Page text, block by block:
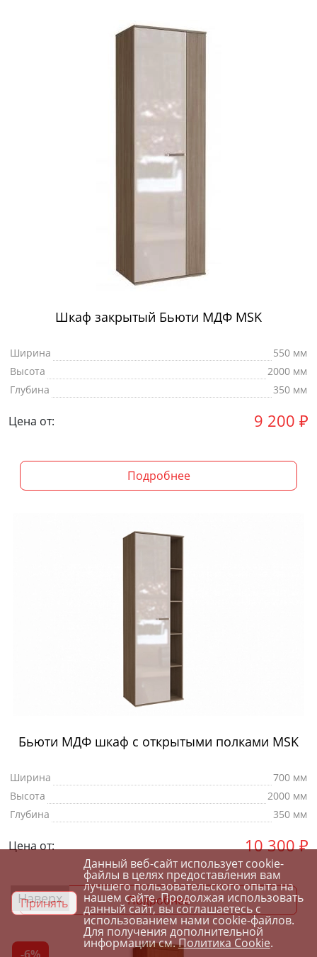
Шкаф закрытый Бьюти МДФ MSK
Ширина
550 мм
Высота
2000 мм
Глубина
350 мм
Цена от: 9 200 ₽
Подробнее
Бьюти МДФ шкаф с открытыми полками MSK
Ширина
700 мм
Высота
2000 мм
Глубина
350 мм
Цена от: 10 300 ₽
Подробнее
Наверх
Принять
Данный веб-сайт использует cookie-
файлы в целях предоставления вам
лучшего пользовательского опыта на
нашем сайте. Продолжая использовать
данный сайт, вы соглашаетесь с
использованием нами cookie-файлов.
Для получения дополнительной
информации см.Политика Cookie.